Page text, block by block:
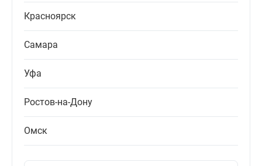
Красноярск
Самара
Уфа
Ростов-на-Дону
Омск